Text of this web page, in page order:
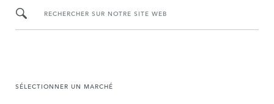
RECHERCHER SUR NOTRE SITE WEB
SÉLECTIONNER UN MARCHÉ